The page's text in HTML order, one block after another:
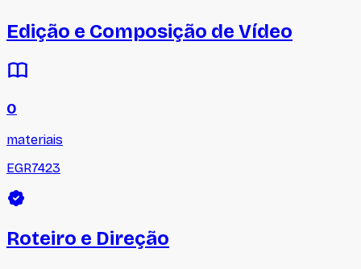
Edição e Composição de Vídeo
0
materiais
EGR7423
Roteiro e Direção